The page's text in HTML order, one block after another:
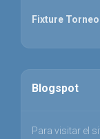
Fixture Torneo
Blogspot
Para visitar el